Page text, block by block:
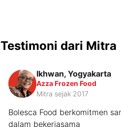
Testimoni dari Mitra
Ikhwan, Yogyakarta
Azza Frozen Food
Mitra sejak 2017
Bolesca Food berkomitmen
dalam bekerjasama